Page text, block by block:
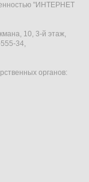
"ИНТЕРНЕТ
10, 3-й этаж,
34,
органов: